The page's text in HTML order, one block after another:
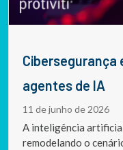
Cibersegurança e resiliência na era de
agentes de IA
11 de junho de 2026
A inteligência
remodelando o